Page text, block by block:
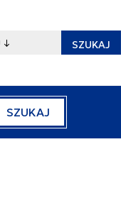
SZUKAJ
SZUKAJ